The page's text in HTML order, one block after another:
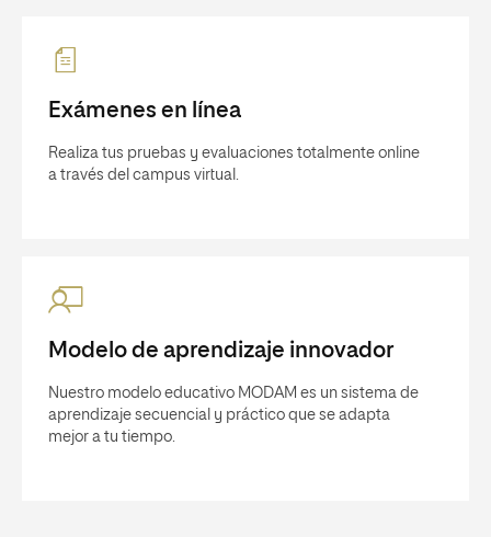
Exámenes en línea
Realiza tus pruebas y evaluaciones totalmente online
a través del campus virtual.
Modelo de aprendizaje innovador
Nuestro modelo educativo MODAM es un sistema de
aprendizaje secuencial y práctico que se adapta
mejor a tu tiempo.